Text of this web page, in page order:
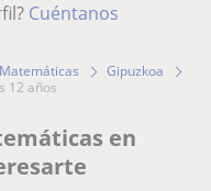
Cuéntanos
Matemáticas
Gipuzkoa
12 años
en